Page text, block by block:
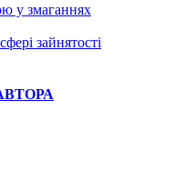
у змаганнях
зайнятості